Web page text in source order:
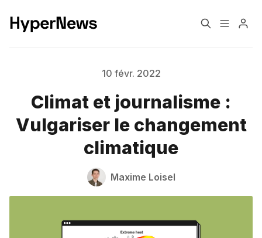
Engagement
Confiance Monétisation
Changement climatique
Pourquoi HyperNews? A propos de moi
10 févr. 2022
Climat et journalisme :
Vulgariser le changement
climatique
Maxime Loisel